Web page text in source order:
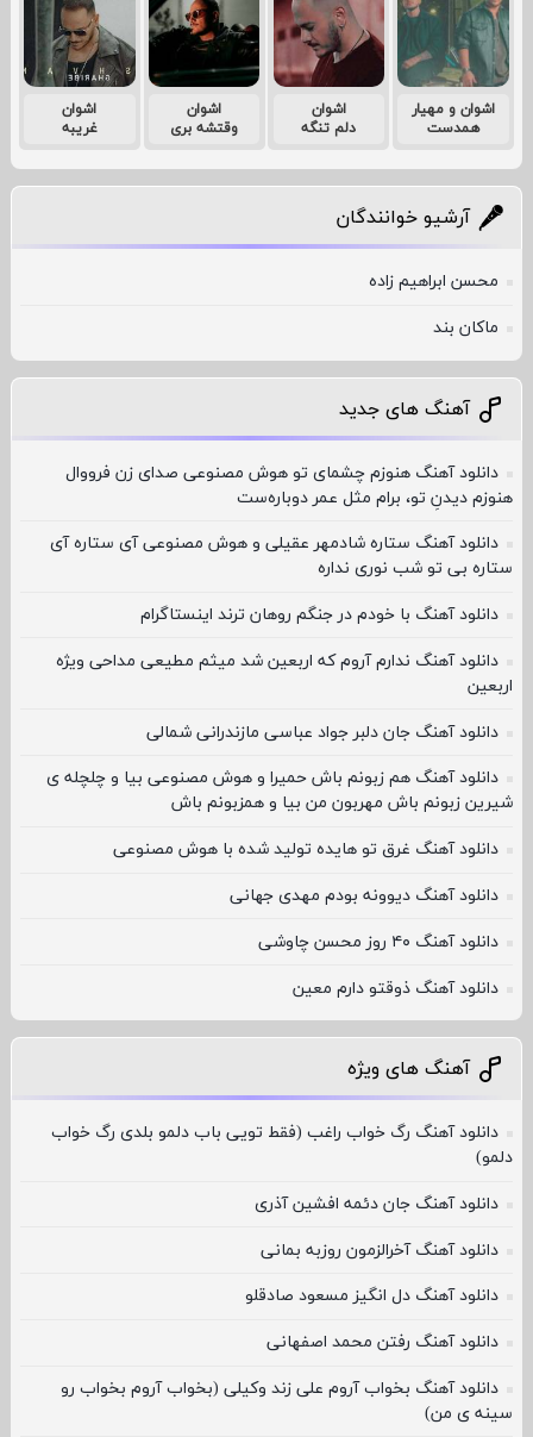
اشوان و مهیار
همدست
اشوان
دلم تنگه
اشوان
وقتشه بری
اشوان
غریبه
آرشیو خوانندگان
محسن ابراهیم زاده
ماکان بند
آهنگ های جدید
دانلود آهنگ هنوزم چشمای تو هوش مصنوعی صدای زن فرووال
هنوزم دیدنِ تو، برام مثل عمر دوباره‌ست
دانلود آهنگ ستاره شادمهر عقیلی و هوش مصنوعی آی ستاره آی
ستاره بی تو شب نوری نداره
دانلود آهنگ با خودم در جنگم روهان ترند اینستاگرام
دانلود آهنگ ندارم آروم که اربعین شد میثم مطیعی مداحی ویژه
اربعین
دانلود آهنگ جان دلبر جواد عباسی مازندرانی شمالی
دانلود آهنگ هم زبونم باش حمیرا و هوش مصنوعی بیا و چلچله ی
شیرین زبونم باش مهربون من بیا و همزبونم باش
دانلود آهنگ غرق تو هایده تولید شده با هوش مصنوعی
دانلود آهنگ دیوونه بودم مهدی جهانی
دانلود آهنگ ۴۰ روز محسن چاوشی
دانلود آهنگ ذوقتو دارم معین
آهنگ های ویژه
دانلود آهنگ رگ خواب راغب (فقط تویی باب دلمو بلدی رگ خواب
دلمو)
دانلود آهنگ جان دئمه افشین آذری
دانلود آهنگ آخرالزمون روزبه بمانی
دانلود آهنگ دل انگیز مسعود صادقلو
دانلود آهنگ رفتن محمد اصفهانی
دانلود آهنگ بخواب آروم علی زند وکیلی (بخواب آروم بخواب رو
سینه ی من)